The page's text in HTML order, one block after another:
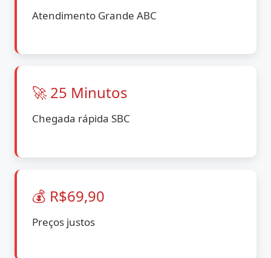
Atendimento Grande ABC
🚀 25 Minutos
Chegada rápida SBC
💰 R$69,90
Preços justos